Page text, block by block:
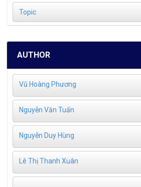
Topic
AUTHOR
Vũ Hoàng Phương
Nguyễn Văn Tuấn
Nguyễn Duy Hùng
Lê Thị Thanh Xuân